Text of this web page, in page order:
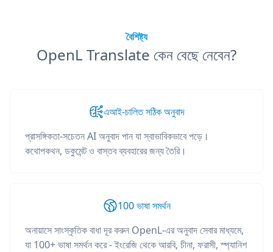
বৈশিষ্ট্য
OpenL Translate কেন বেছে নেবেন?
এআই-চালিত সঠিক অনুবাদ
প্রাসঙ্গিকতা-সচেতন AI অনুবাদ পান যা স্বাভাবিকভাবে পড়ে।
কথোপকথন, ডকুমেন্ট ও বাস্তব ব্যবহারের জন্য তৈরি।
100 ভাষা সমর্থন
অনায়াসে সাংস্কৃতিক বাধা দূর করুন OpenL-এর অনুবাদ সেবার মাধ্যমে,
যা 100+ ভাষা সমর্থন করে - ইংরেজি থেকে আরবি, চীনা, ফরাসী, স্প্যানিশ